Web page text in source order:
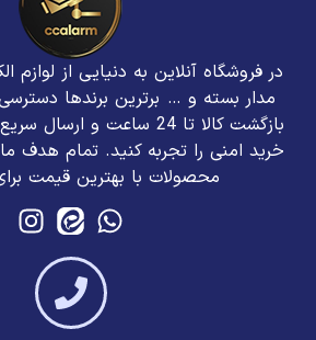
در فروشگاه آنلاین به دنیایی از لوازم
مدار بسته و … برترین برند‌ها
بازگشت کالا تا 24 ساعت و
خرید امنی را تجربه کنید. تمام هدف
محصولات با بهترین قیمت